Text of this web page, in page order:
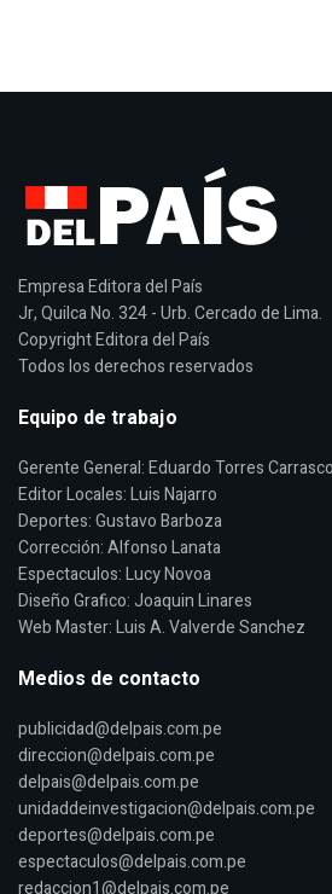
Empresa Editora del País
Jr, Quilca No. 324 - Urb. Cercado de Lima.
Copyright Editora del País
Todos los derechos reservados
Equipo de trabajo
Gerente General: Eduardo Torres
Editor Locales: Luis Najarro
Deportes: Gustavo Barboza
Corrección: Alfonso Lanata
Espectaculos: Lucy Novoa
Diseño Grafico: Joaquin Linares
Web Master: Luis A. Valverde Sanchez
Medios de contacto
publicidad@delpais.com.pe
direccion@delpais.com.pe
delpais@delpais.com.pe
unidaddeinvestigacion@delpais.com.pe
deportes@delpais.com.pe
espectaculos@delpais.com.pe
redaccion1@delpais.com.pe